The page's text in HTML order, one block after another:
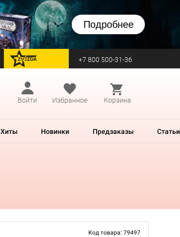
Подробнее
перейти на Zvezda +7 800 500-31-36
Войти
Избранное Корзина
Хиты Новинки Предзаказы Статьи
Код товара: 79497